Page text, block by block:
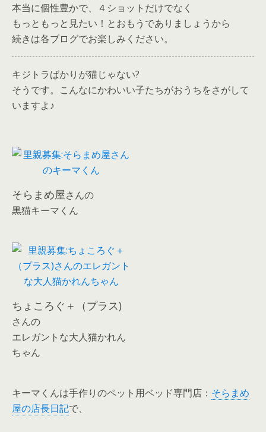
本当に個性豊かで、４ショットだけでなく
もっともっと見たい！とおもうでありましょうから
続きは各ブログでお楽しみください。
キジトラばかりが猫じゃない?
そうです。こんなにかわいい子たちがおうちをさがして
いますよ♪
そらまめ屋さんの
黒猫キーマくん
ちょころぐ＋（プラス)
さんの
エレガントな大人猫かれん
ちゃん
キーマくんは手作りのペット用ベッド専門店： そらまめ
屋の店長日記で、